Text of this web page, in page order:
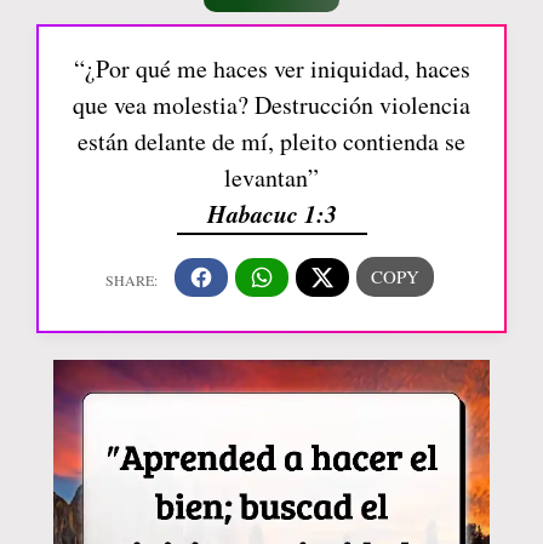
“¿Por qué me haces ver iniquidad, haces
que vea molestia? Destrucción violencia
están delante de mí, pleito contienda se
levantan”
Habacuc 1:3